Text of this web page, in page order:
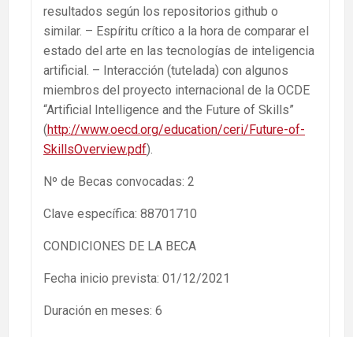
resultados según los repositorios github o
similar. – Espíritu crítico a la hora de comparar el
estado del arte en las tecnologías de inteligencia
artificial. – Interacción (tutelada) con algunos
miembros del proyecto internacional de la OCDE
“Artificial Intelligence and the Future of Skills”
(http://www.oecd.org/education/ceri/Future-of-
SkillsOverview.pdf).
Nº de Becas convocadas: 2
Clave específica: 88701710
CONDICIONES DE LA BECA
Fecha inicio prevista: 01/12/2021
Duración en meses: 6